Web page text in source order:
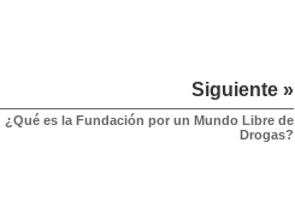
Siguiente »
¿Qué es la Fundación por un Mundo Libre de
Drogas?